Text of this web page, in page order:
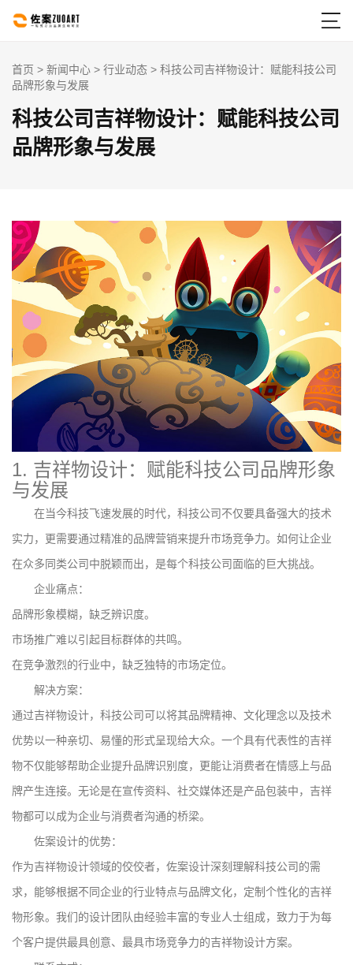

首页 > 新闻中心 > 行业动态 > 科技公司吉祥物设计：赋能科技公司
品牌形象与发展
科技公司吉祥物设计：赋能科技公司
品牌形象与发展
1. 吉祥物设计：赋能科技公司品牌形象
与发展
在当今科技飞速发展的时代，科技公司不仅要具备强大的技术
实力，更需要通过精准的品牌营销来提升市场竞争力。如何让企业
在众多同类公司中脱颖而出，是每个科技公司面临的巨大挑战。
企业痛点：
品牌形象模糊，缺乏辨识度。
市场推广难以引起目标群体的共鸣。
在竞争激烈的行业中，缺乏独特的市场定位。
解决方案：
通过吉祥物设计，科技公司可以将其品牌精神、文化理念以及技术
优势以一种亲切、易懂的形式呈现给大众。一个具有代表性的吉祥
物不仅能够帮助企业提升品牌识别度，更能让消费者在情感上与品
牌产生连接。无论是在宣传资料、社交媒体还是产品包装中，吉祥
物都可以成为企业与消费者沟通的桥梁。
佐案设计的优势：
作为吉祥物设计领域的佼佼者，佐案设计深刻理解科技公司的需
求，能够根据不同企业的行业特点与品牌文化，定制个性化的吉祥
物形象。我们的设计团队由经验丰富的专业人士组成，致力于为每
个客户提供最具创意、最具市场竞争力的吉祥物设计方案。